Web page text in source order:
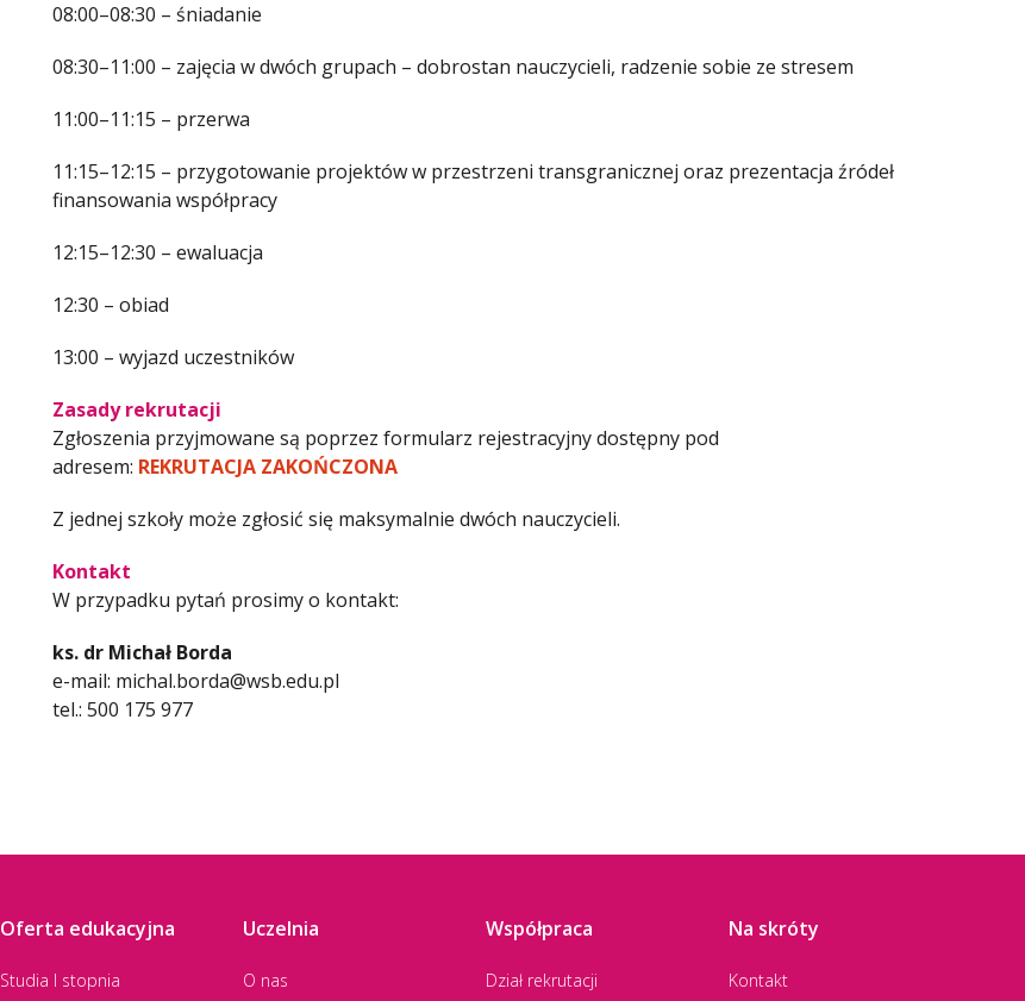
08:00–08:30 – śniadanie
08:30–11:00 – zajęcia w dwóch grupach – dobrostan nauczycieli, radzenie sobie ze stresem
11:00–11:15 – przerwa
11:15–12:15 – przygotowanie projektów w przestrzeni transgranicznej oraz prezentacja źródeł
finansowania współpracy
12:15–12:30 – ewaluacja
12:30 – obiad
13:00 – wyjazd uczestników
Zasady rekrutacji
Zgłoszenia przyjmowane są poprzez formularz rejestracyjny dostępny pod
adresem: REKRUTACJA ZAKOŃCZONA
Z jednej szkoły może zgłosić się maksymalnie dwóch nauczycieli.
Kontakt
W przypadku pytań prosimy o kontakt:
ks. dr Michał Borda
e-mail: michal.borda@wsb.edu.pl
tel.: 500 175 977
Oferta edukacyjna
Studia I stopnia
Uczelnia
O nas
Współpraca
Dział rekrutacji
Na skróty
Kontakt